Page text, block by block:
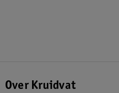
Over Kruidvat